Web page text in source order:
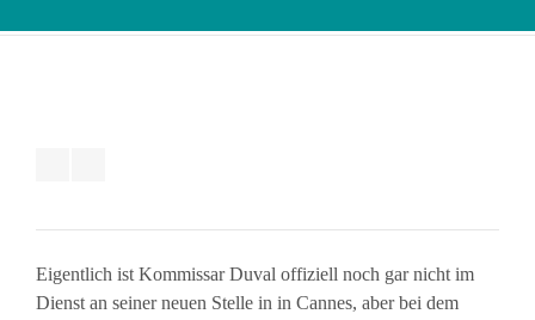
Eigentlich ist Kommissar Duval offiziell noch gar nicht im
Dienst an seiner neuen Stelle in in Cannes, aber bei dem